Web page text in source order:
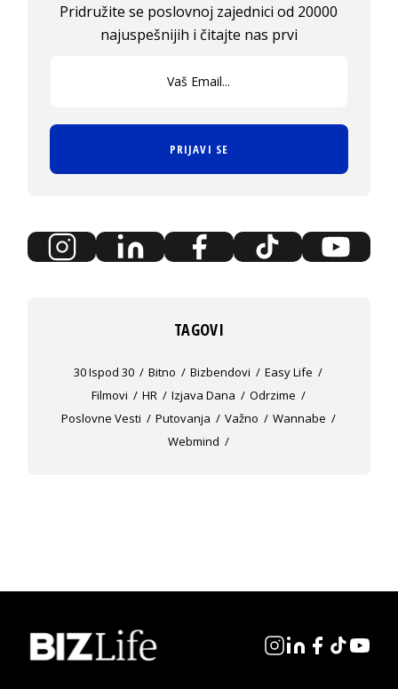
Pridružite se poslovnoj zajednici od 20000
najuspešnijih i čitajte nas prvi
PRIJAVI SE
TAGOVI
30 Ispod 30 Bitno Bizbendovi
Easy Life
Filmovi
HR Izjava Dana
Odrzime
Poslovne Vesti
Putovanja Važno
Wannabe
Webmind